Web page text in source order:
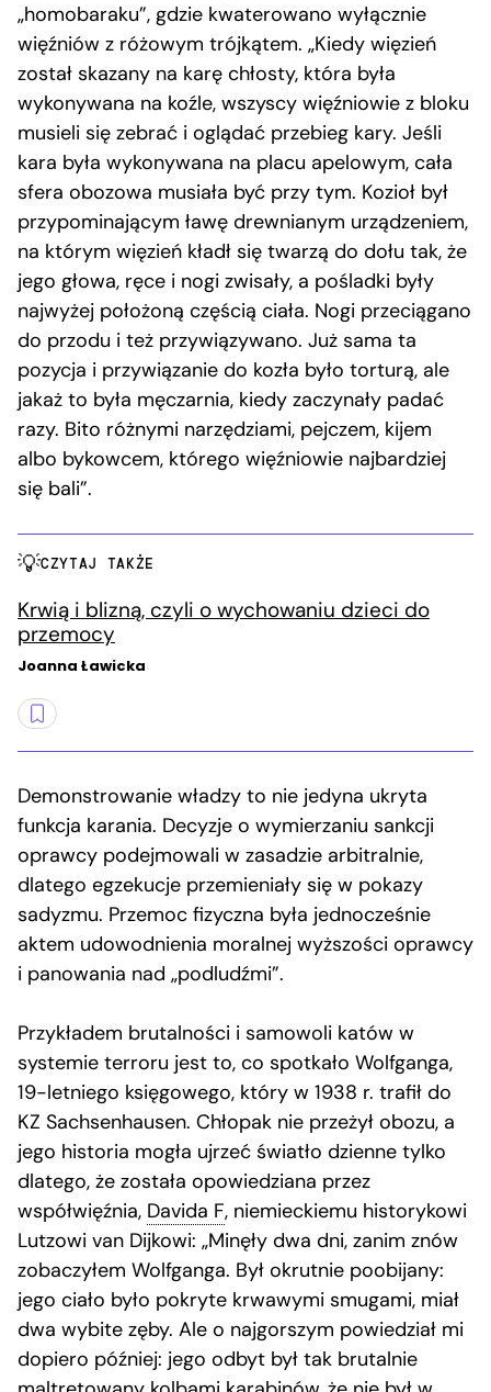
„homobaraku”, gdzie kwaterowano wyłącznie
więźniów z różowym trójkątem. „Kiedy więzień
został skazany na karę chłosty, która była
wykonywana na koźle, wszyscy więźniowie z bloku
musieli się zebrać i oglądać przebieg kary. Jeśli
kara była wykonywana na placu apelowym, cała
sfera obozowa musiała być przy tym. Kozioł był
przypominającym ławę drewnianym urządzeniem,
na którym więzień kładł się twarzą do dołu tak, że
jego głowa, ręce i nogi zwisały, a pośladki były
najwyżej położoną częścią ciała. Nogi przeciągano
do przodu i też przywiązywano. Już sama ta
pozycja i przywiązanie do kozła było torturą, ale
jakaż to była męczarnia, kiedy zaczynały padać
razy. Bito różnymi narzędziami, pejczem, kijem
albo bykowcem, którego więźniowie najbardziej
się bali”.
CZYTAJ TAKŻE
Krwią i blizną, czyli o wychowaniu dzieci do
przemocy
Joanna Ławicka
Demonstrowanie władzy to nie jedyna ukryta
funkcja karania. Decyzje o wymierzaniu sankcji
oprawcy podejmowali w zasadzie arbitralnie,
dlatego egzekucje przemieniały się w pokazy
sadyzmu. Przemoc fizyczna była jednocześnie
aktem udowodnienia moralnej wyższości oprawcy
i panowania nad „podludźmi”.
Przykładem brutalności i samowoli katów w
systemie terroru jest to, co spotkało Wolfganga,
19-letniego księgowego, który w 1938 r. trafił do
KZ Sachsenhausen. Chłopak nie przeżył obozu, a
jego historia mogła ujrzeć światło dzienne tylko
dlatego, że została opowiedziana przez
współwięźnia, Davida F, niemieckiemu historykowi
Lutzowi van Dijkowi: „Minęły dwa dni, zanim znów
zobaczyłem Wolfganga. Był okrutnie poobijany:
jego ciało było pokryte krwawymi smugami, miał
dwa wybite zęby. Ale o najgorszym powiedział mi
dopiero później: jego odbyt był tak brutalnie